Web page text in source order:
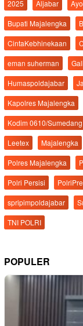
2025 Aljabar
Bupati Majalengka
CintaKebhinekaan
eman suherman
Humaspoldajabar
Kapolres Majalengka
Kodim 0610/Sumedang
Leetex
Majalengka
Polres Majalengka
Polri Persisi
spripimpoldajabar
TNI POLRI
POPULER